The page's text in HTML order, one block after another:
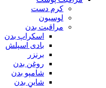
کرم دست
لوسیون
مراقبت بدن
اسکراپ بدن
بادی اسپلش
برنزر
روغن بدن
شامپو بدن
شاین بدن